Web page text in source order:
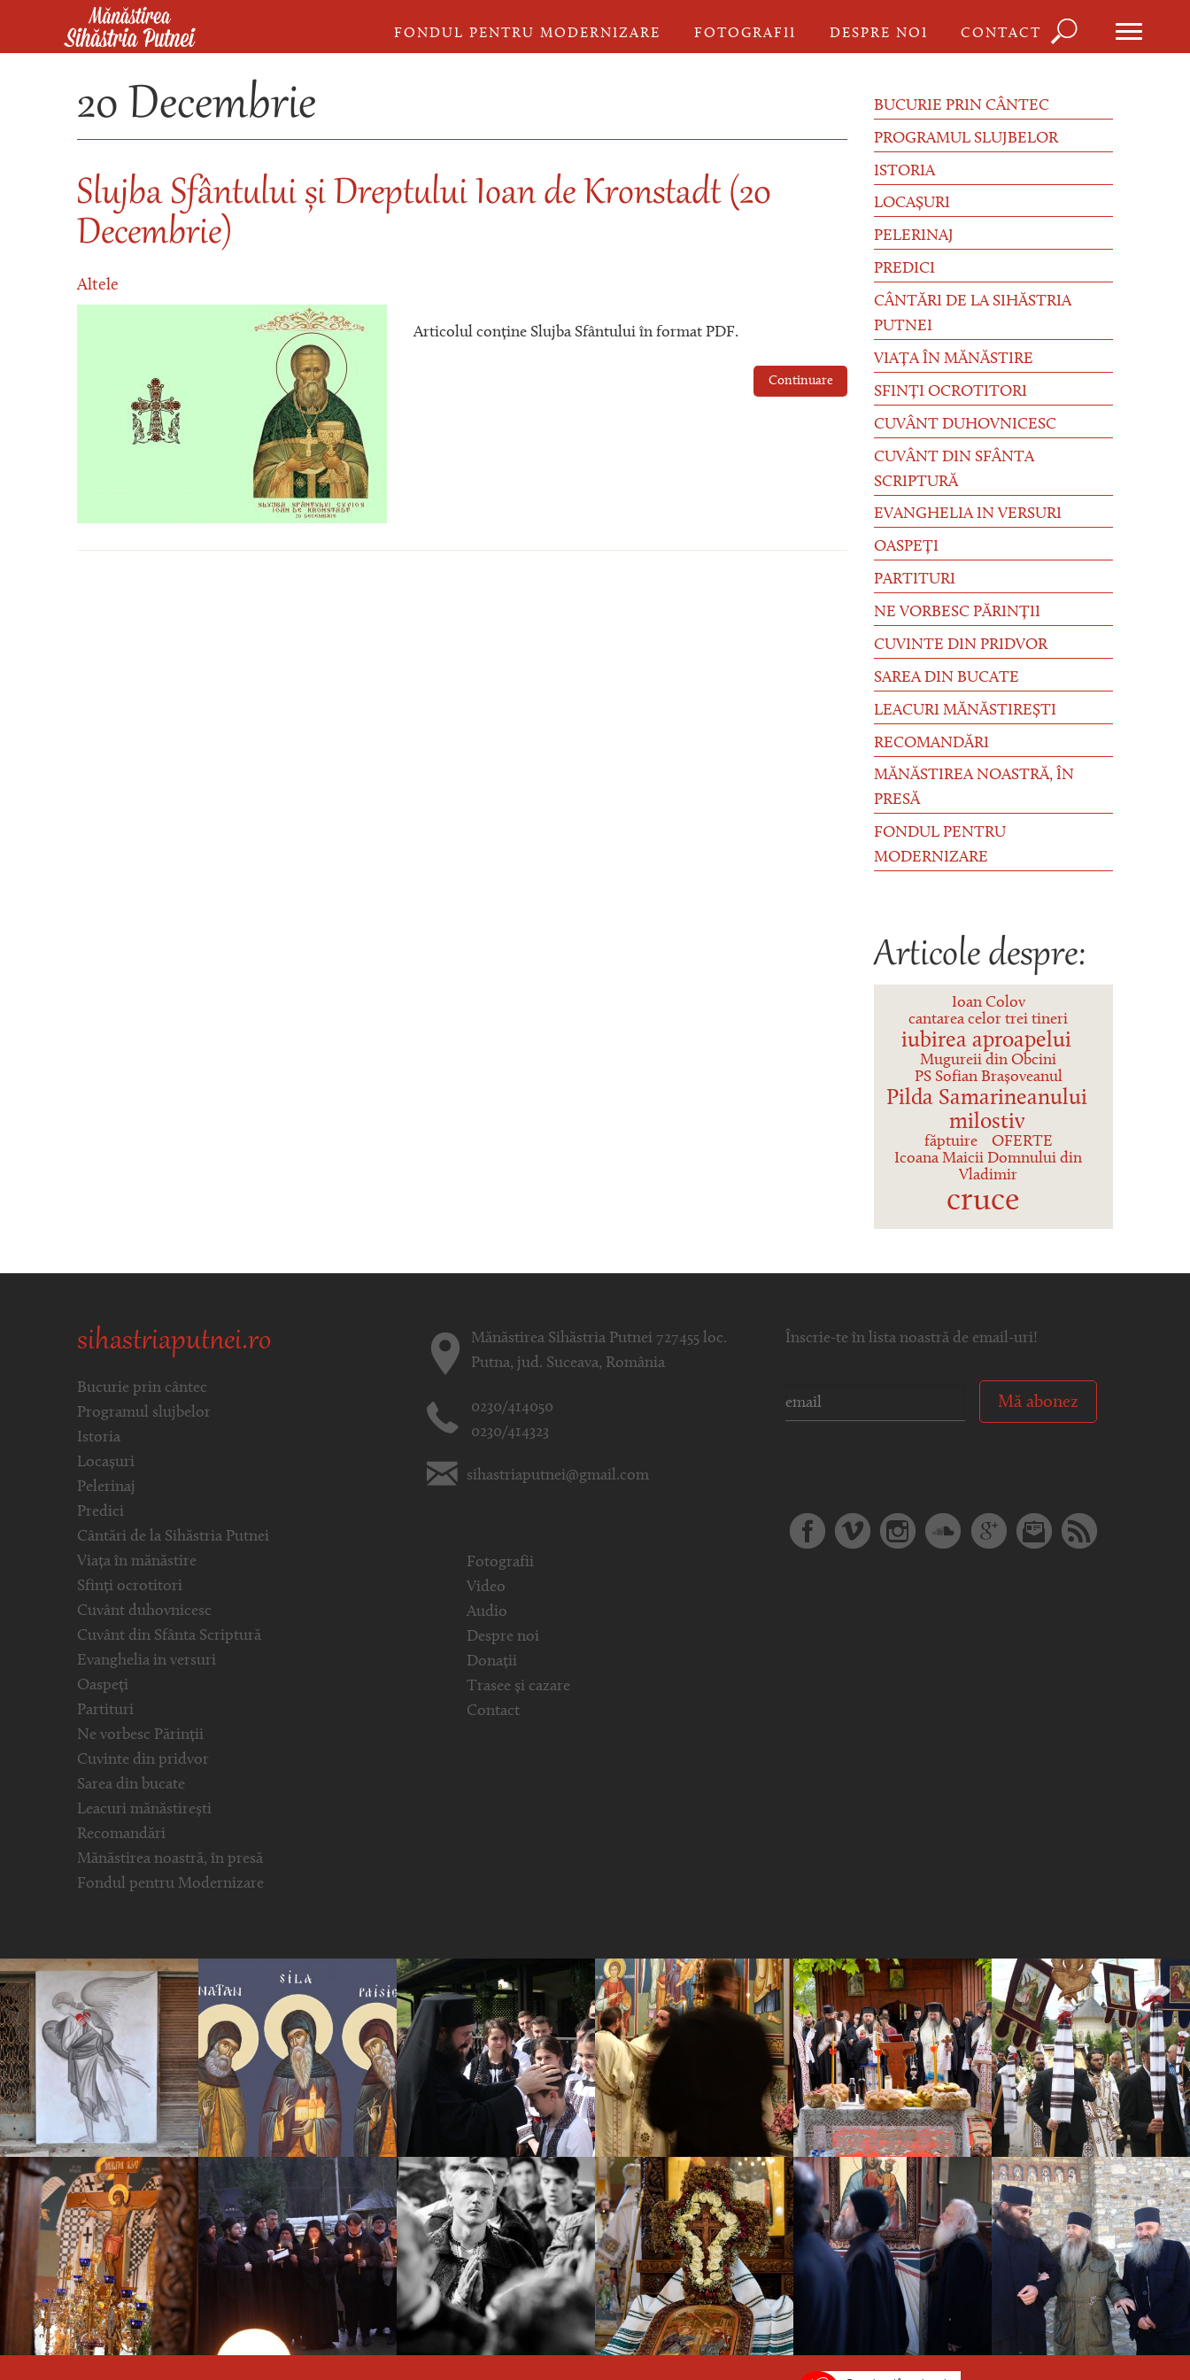
Mergi la conţinutul principal
FONDUL PENTRU MODERNIZARE FOTOGRAFII DESPRE NOI CONTACT
căutare
20 Decembrie
Slujba Sfântului și Dreptului Ioan de Kronstadt (20
Decembrie)
Altele
Articolul conține Slujba Sfântului în format PDF.
Continuare
BUCURIE PRIN CÂNTEC
PROGRAMUL SLUJBELOR
ISTORIA
LOCAȘURI
PELERINAJ
PREDICI
CÂNTĂRI DE LA SIHĂSTRIA
PUTNEI
VIAȚA ÎN MĂNĂSTIRE
SFINȚI OCROTITORI
CUVÂNT DUHOVNICESC
CUVÂNT DIN SFÂNTA
SCRIPTURĂ
EVANGHELIA IN VERSURI
OASPEȚI
PARTITURI
NE VORBESC PĂRINȚII
CUVINTE DIN PRIDVOR
SAREA DIN BUCATE
LEACURI MĂNĂSTIREȘTI
RECOMANDĂRI
MĂNĂSTIREA NOASTRĂ, ÎN
PRESĂ
FONDUL PENTRU
MODERNIZARE
Articole despre:
Ioan Colov
cantarea celor trei tineri
iubirea aproapelui
Mugureii din Obcini
PS Sofian Brașoveanul
Pilda Samarineanului
milostiv
făptuire
OFERTE
Icoana Maicii Domnului din
Vladimir
cruce
sihastriaputnei.ro
Bucurie prin cântec
Programul slujbelor
Istoria
Locașuri
Pelerinaj
Predici
Cântări de la Sihăstria Putnei
Viața în mănăstire
Sfinți ocrotitori
Cuvânt duhovnicesc
Cuvânt din Sfânta Scriptură
Evanghelia in versuri
Oaspeți
Partituri
Ne vorbesc Părinții
Cuvinte din pridvor
Sarea din bucate
Leacuri mănăstirești
Recomandări
Mănăstirea noastră, în presă
Fondul pentru Modernizare
Mănăstirea Sihăstria Putnei 727455 loc.
Putna, jud. Suceava, România
0230/414050
0230/414323
sihastriaputnei@gmail.com
Fotografii
Video
Audio
Despre noi
Donații
Trasee și cazare
Contact
Înscrie-te în lista noastră de email-uri!
Mă abonez